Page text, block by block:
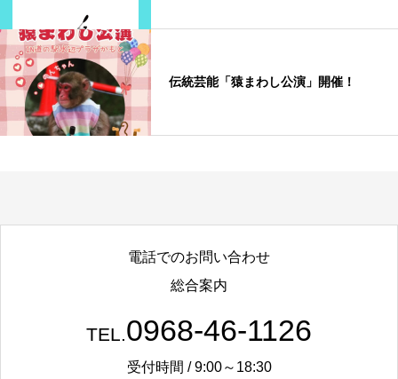
伝統芸能「猿まわし公演」開催！
電話でのお問い合わせ
総合案内
TEL. 0968-46-1126
受付時間 / 9:00～18:30